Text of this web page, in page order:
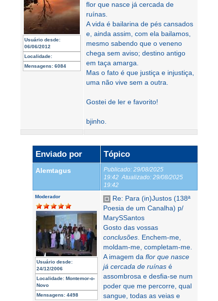
Usuário desde:
06/06/2012
Localidade:
Mensagens: 6084
flor que nasce já cercada de
ruínas.
A vida é bailarina de pés cansados
e, ainda assim, com ela bailamos,
mesmo sabendo que o veneno
chega sem aviso; destino antigo
em taça amarga.
Mas o fato é que justiça e injustiça,
uma não vive sem a outra.
Gostei de ler e favorito!
bjinho.
Enviado por Tópico
Alemtagus Publicado: 29/08/2025
19:42 Atualizado: 29/08/2025
19:42
Moderador
Usuário desde:
24/12/2006
Localidade: Montemor-o-
Novo
Mensagens: 4498
Re: Para (in)Justos (138ª
Poesia de um Canalha) p/
MarySSantos
Gosto das vossas
conclusões . Enchem-me,
moldam-me, completam-me.
A imagem da flor que nasce
já cercada de ruínas é
assombrosa e desfia-se num
poder que me percorre, qual
sangue, todas as veias e